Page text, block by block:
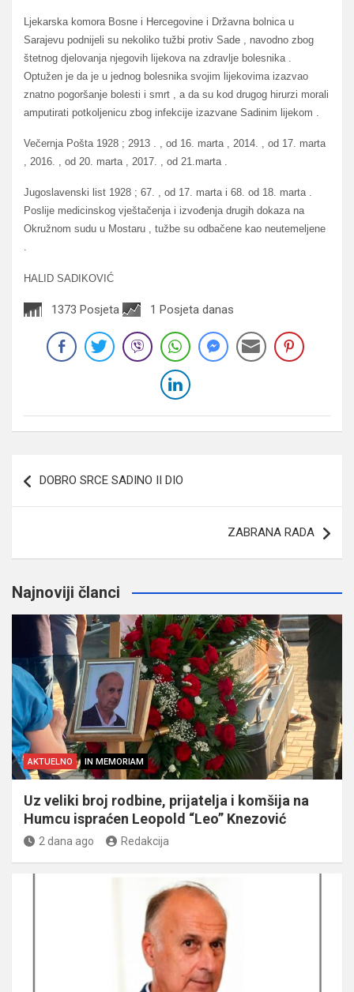
Ljekarska komora Bosne i Hercegovine i Državna bolnica u
Sarajevu podnijeli su nekoliko tužbi protiv Sade , navodno zbog
štetnog djelovanja njegovih lijekova na zdravlje bolesnika .
Optužen je da je u jednog bolesnika svojim lijekovima izazvao
znatno pogoršanje bolesti i smrt , a da su kod drugog hirurzi morali
amputirati potkoljenicu zbog infekcije izazvane Sadinim lijekom .
Večernja Pošta 1928 ; 2913 . , od 16. marta , 2014. , od 17. marta
, 2016. , od 20. marta , 2017. , od 21.marta .
Jugoslavenski list 1928 ; 67. , od 17. marta i 68. od 18. marta .
Poslije medicinskog vještačenja i izvođenja drugih dokaza na
Okružnom sudu u Mostaru , tužbe su odbačene kao neutemeljene
.
HALID SADIKOVIĆ
1373 Posjeta 1 Posjeta danas
članaka
DOBRO SRCE SADINO II DIO
ZABRANA RADA
Najnoviji članci
AKTUELNO IN MEMORIAM
Uz veliki broj rodbine, prijatelja i komšija na
Humcu ispraćen Leopold “Leo” Knezović
2 dana ago Redakcija